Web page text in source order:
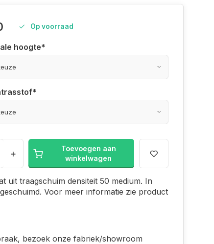
Op voorraad
hoogte*
*
+
Toevoegen aan
winkelwagen
uit traagschuim densiteit 50 medium. In
Voor meer informatie zie product
bezoek onze fabriek/showroom